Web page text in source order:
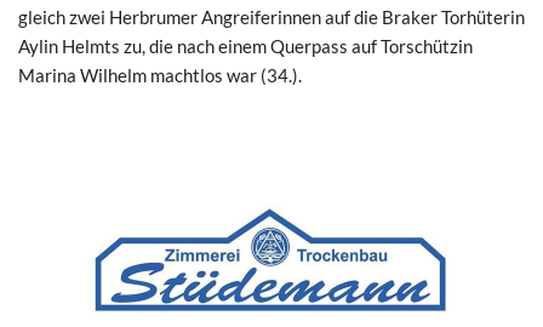
gleich zwei Herbrumer Angreiferinnen auf die Braker Torhüterin
Aylin Helmts zu, die nach einem Querpass auf Torschützin
Marina Wilhelm machtlos war (34.).